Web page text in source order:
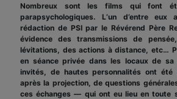
Nombreux sont les films qui font
parapsychologiques. L’un d’entre
rédaction de PSI par le Révérend Père
évidence des transmissions de
lévitations, des actions à distance, etc…
en séance privée dans les locaux de sa
invités, de hautes personnalités ont été
après la projection, de questions
ces échanges — qui ont eu lieu en toute